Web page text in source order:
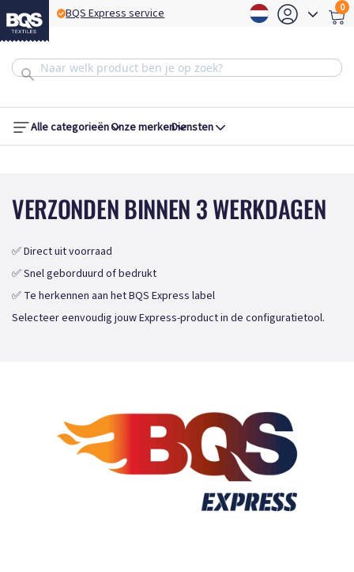
BQS Express service 0
Alle categorieënOnze merkenDiensten
VERZONDEN BINNEN 3 WERKDAGEN
✅ Direct uit voorraad
✅ Snel geborduurd of bedrukt
✅ Te herkennen aan het BQS Express label
Selecteer eenvoudig jouw Express-product in de configuratietool.